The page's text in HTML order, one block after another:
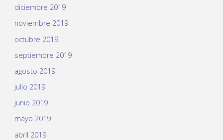
diciembre 2019
noviembre 2019
octubre 2019
septiembre 2019
agosto 2019
julio 2019
junio 2019
mayo 2019
abril 2019